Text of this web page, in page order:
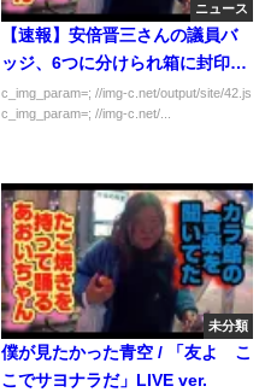
ニュース
【速報】安倍晋三さんの議員バ
ッジ、6つに分けられ箱に封印さ
れる
c_img_param=; //img-c.net/output/site/42.js
c_img_param=; //img-c.net/...
未分類
僕が見たかった青空 / 「友よ こ
こでサヨナラだ」LIVE ver.